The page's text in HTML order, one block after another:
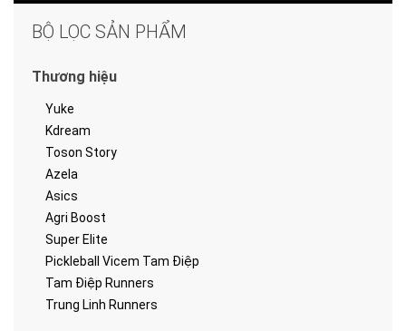
BỘ LỌC SẢN PHẨM
Thương hiệu
Yuke
Kdream
Toson Story
Azela
Asics
Agri Boost
Super Elite
Pickleball Vicem Tam Điệp
Tam Điệp Runners
Trung Linh Runners